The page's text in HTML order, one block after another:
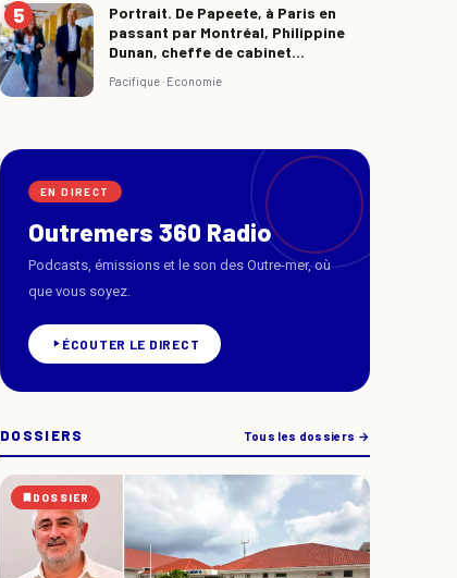
Portrait. De Papeete, à Paris en
passant par Montréal, Philippine
Dunan, cheffe de cabinet...
Pacifique · Economie
EN DIRECT
Outremers 360 Radio
Podcasts, émissions et le son des Outre-mer, où
que vous soyez.
ÉCOUTER LE DIRECT
DOSSIERS Tous les dossiers →
DOSSIER